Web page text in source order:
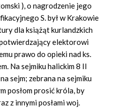
), o nagrodzenie jego
S. był w Krakowie
dla książąt kurlandzkich
elektorowi
prawo do opieki nad ks.
Na sejmiku halickim 8 II
sejm; zebrana na sejmiku
posłom prosić króla, by
z innymi posłami woj.